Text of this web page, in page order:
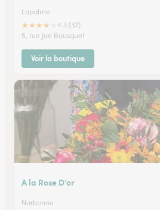
Lapalme
★★★★
4.3 (32)
5, rue Joe Bousquet
Voir la boutique
A la Rose D’or
Narbonne